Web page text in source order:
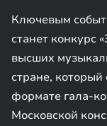
Ключевым
станет конкурс
высших
стране,
формате гала-
Московской